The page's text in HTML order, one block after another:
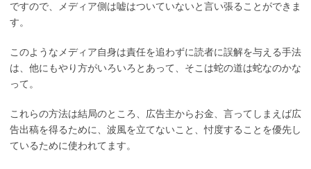
ですので、メディア側は嘘はついていないと言い張ることができま
す。
このようなメディア自身は責任を追わずに読者に誤解を与える手法
は、他にもやり方がいろいろとあって、そこは蛇の道は蛇なのかな
って。
これらの方法は結局のところ、広告主からお金、言ってしまえば広
告出稿を得るために、波風を立てないこと、忖度することを優先し
ているために使われてます。